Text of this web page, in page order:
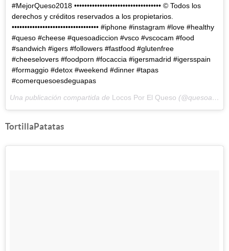
#MejorQueso2018 •••••••••••••••••••••••••••••••••• © Todos los
derechos y créditos reservados a los propietarios.
•••••••••••••••••••••••••••••••••• #iphone #instagram #love #healthy
#queso #cheese #quesoadiccion #vsco #vscocam #food
#sandwich #igers #followers #fastfood #glutenfree
#cheeselovers #foodporn #focaccia #igersmadrid #igersspain
#formaggio #detox #weekend #dinner #tapas
#comerquesoesdeguapas
Una publicación compartida de Locos Por El Queso (@quesoadiccion) el
TortillaPatatas